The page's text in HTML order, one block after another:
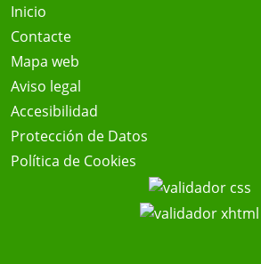
Inicio
Contacte
Mapa web
Aviso legal
Accesibilidad
Protección de Datos
Política de Cookies